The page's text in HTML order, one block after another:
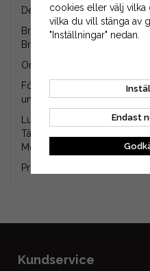
Detta underhållskit passar
Briggs & Stratton 700.
Briggs & Stratton 750.
Originalnummer på
Följande produkter med
underhållskit
Luftfilter 792038 (00677).
Tändstift 992306 / RC14YC /
Motorolja SAE 30 0,6 liter.
Produkten är en
Kundservice
cookies eller välj
vilka du vill stänga av
"Inställningar" nedan.
Endast